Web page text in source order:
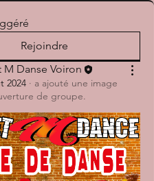
Rejoindre
M Danse Voiron
2024 · a ajouté une image
de groupe.